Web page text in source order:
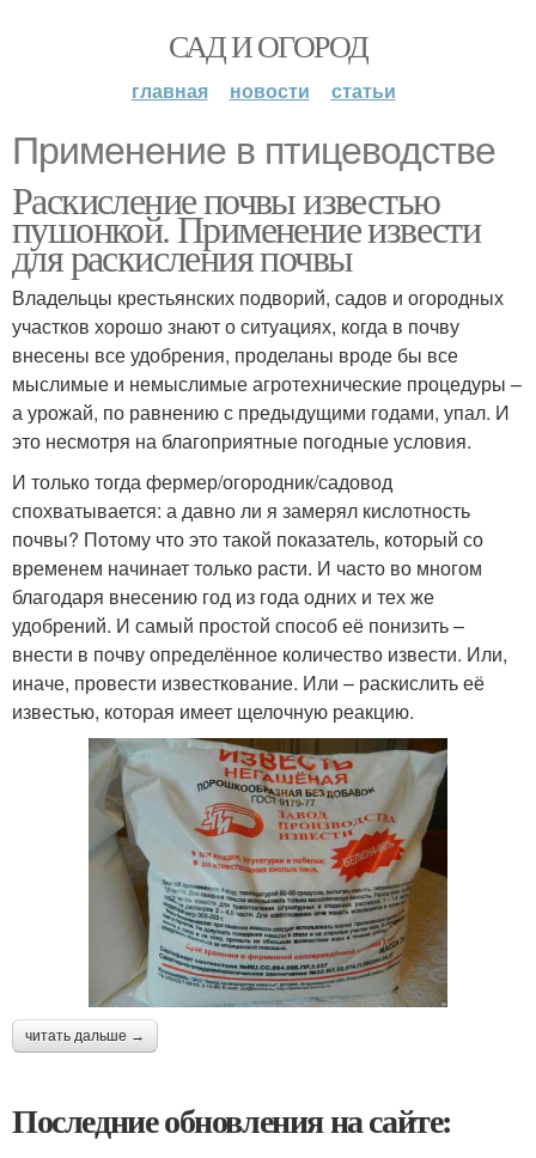
САД И ОГОРОД
главная новости статьи
Применение в птицеводстве
Раскисление почвы известью
пушонкой. Применение извести
для раскисления почвы
Владельцы крестьянских подворий, садов и огородных
участков хорошо знают о ситуациях, когда в почву
внесены все удобрения, проделаны вроде бы все
мыслимые и немыслимые агротехнические процедуры –
а урожай, по равнению с предыдущими годами, упал. И
это несмотря на благоприятные погодные условия.
И только тогда фермер/огородник/садовод
спохватывается: а давно ли я замерял кислотность
почвы? Потому что это такой показатель, который со
временем начинает только расти. И часто во многом
благодаря внесению год из года одних и тех же
удобрений. И самый простой способ её понизить –
внести в почву определённое количество извести. Или,
иначе, провести известкование. Или – раскислить её
известью, которая имеет щелочную реакцию.
читать дальше →
Последние обновления на сайте: